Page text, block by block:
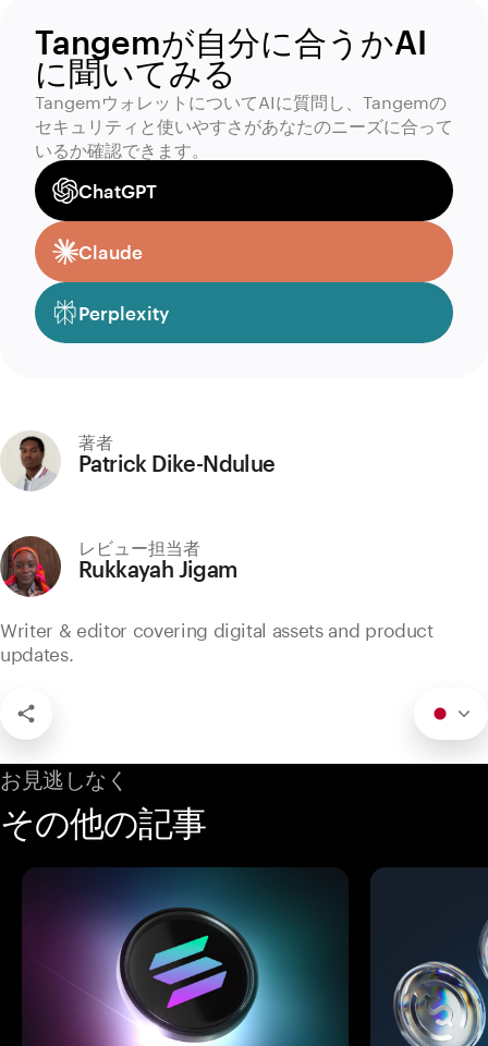
Tangemが自分に合うかAI
に聞いてみる
TangemウォレットについてAIに質問し、Tangemの
セキュリティと使いやすさがあなたのニーズに合って
いるか確認できます。
ChatGPT
Claude
Perplexity
著者
Patrick Dike-Ndulue
レビュー担当者
Rukkayah Jigam
Writer & editor covering digital assets and product
updates.
お見逃しなく
その他の記事